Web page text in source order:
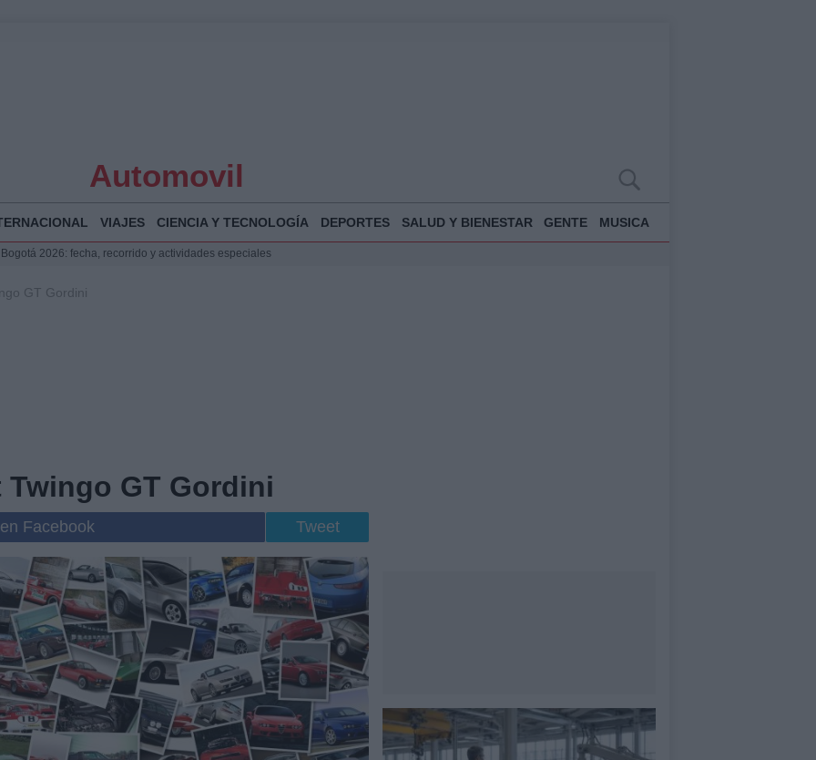
Automovil
VIAJES CIENCIA Y TECNOLOGÍA DEPORTES SALUD Y BIENESTAR GENTE MUSICA
2026: fecha, recorrido y actividades especiales
Illa Plana: Menorca apuesta por el deporte náutico sostenible
GT Gordini
GT Gordini
Facebook Tweet